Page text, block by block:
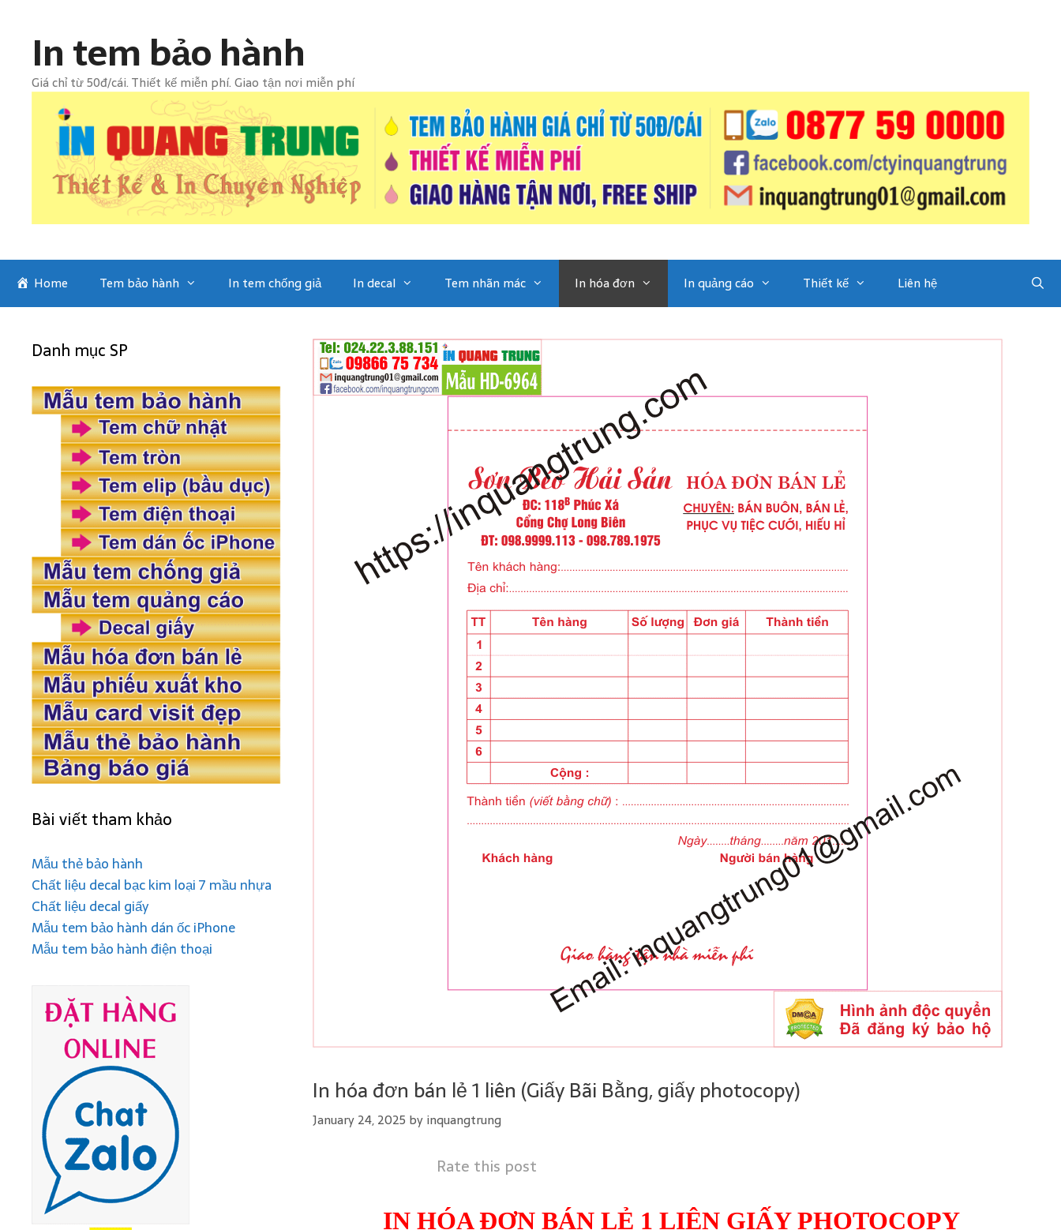
contentIn tem bảo hành
Giá chỉ từ 50đ/cái. Thiết kế miễn phí. Giao tận nơi miễn phí
Home Tem bảo hành In tem chống giả In decal Tem nhãn mác In hóa đơn In quảng cáo Thiết kế Liên hệ
In hóa đơn bán lẻ 1 liên (Giấy Bãi Bằng, giấy photocopy)
January 24, 2025 by inquangtrung
Rate this post
IN HÓA ĐƠN BÁN LẺ 1 LIÊN GIẤY PHOTOCOPY
Danh mục SP
Bài viết tham khảo
Mẫu thẻ bảo hành
Chất liệu decal bạc kim loại 7 mầu nhựa
Chất liệu decal giấy
Mẫu tem bảo hành dán ốc iPhone
Mẫu tem bảo hành điện thoại